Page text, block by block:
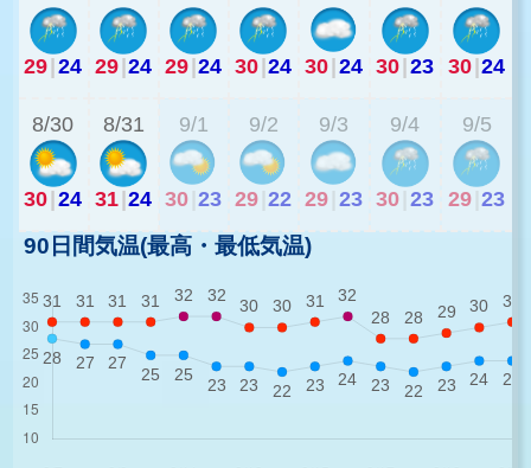
29|24 29|24 29|24 30|24 30|24 30|23 30|24
8/30
30|24
8/31
31|24
9/1
30 23
9/2
29 22
9/3
29 23
9/4
30 23
9/5
29 23
90日間気温(最高・最低気温)